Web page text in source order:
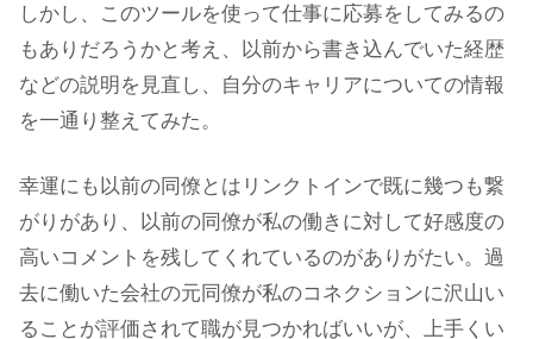
しかし、このツールを使って仕事に応募をしてみるの
もありだろうかと考え、以前から書き込んでいた経歴
などの説明を見直し、自分のキャリアについての情報
を一通り整えてみた。
幸運にも以前の同僚とはリンクトインで既に幾つも繋
がりがあり、以前の同僚が私の働きに対して好感度の
高いコメントを残してくれているのがありがたい。過
去に働いた会社の元同僚が私のコネクションに沢山い
ることが評価されて職が見つかればいいが、上手くい